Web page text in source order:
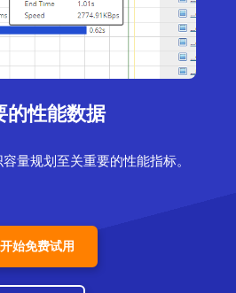
的性能数据
量规划至关重要的性能指标。
开始免费试用